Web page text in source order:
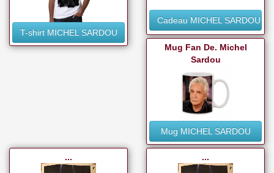
T-shirt MICHEL SARDOU
Cadeau MICHEL SARDOU
Mug Fan De. Michel
Sardou
Mug MICHEL SARDOU
... ...